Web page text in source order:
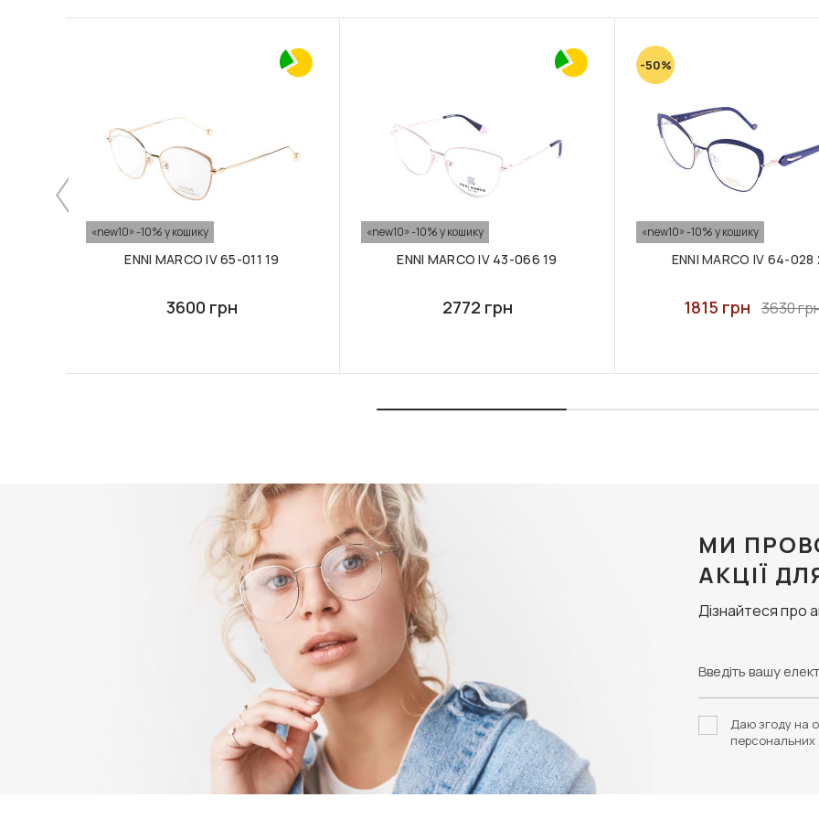
«new10» -10% у кошику
ENNI MARCO IV 65-011 19
3600 грн
«new10» -10% у кошику
ENNI MARCO IV 43-066 19
2772 грн
-50%
«new10» -10% у кошику
ENNI MARCO IV 64-028
1815 грн 3630
МИ
АКЦІЇ
Дізнайтеся про
Даю згоду на